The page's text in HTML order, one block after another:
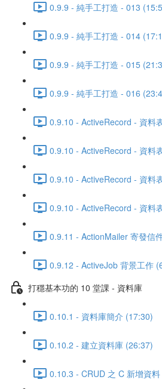
0.9.9 - 純手工打造 - 013
0.9.9 - 純手工打造 - 014
0.9.9 - 純手工打造 - 015
0.9.9 - 純手工打造 - 016
0.9.10 - ActiveRecord - 資料
0.9.10 - ActiveRecord - 資料
0.9.10 - ActiveRecord - 資料
0.9.10 - ActiveRecord - 資料
0.9.11 - ActionMailer 寄發信
0.9.12 - ActiveJob 背景工作
打穩基本功的 10 堂課 - 資料庫
0.10.1 - 資料庫簡介 (17:30)
0.10.2 - 建立資料庫 (26:37)
0.10.3 - CRUD 之 C 新增資